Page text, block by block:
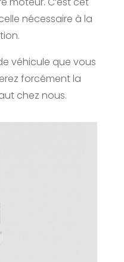
nécessaire à la
véhicule que vous
forcément la
chez nous.